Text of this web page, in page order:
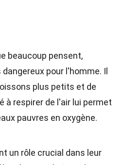
beaucoup pensent,
pour l'homme. Il
plus petits et de
à respirer de l'air lui permet
pauvres en oxygène.
un rôle crucial dans leur